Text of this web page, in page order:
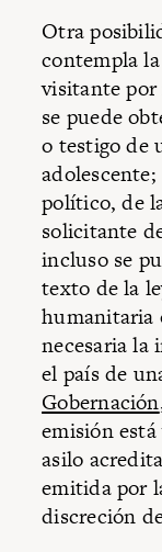
Otra
contempla
visitante por
se puede
o testigo de
político, de
solicitante
incluso se
texto de la
humanitaria
necesaria la
el país de
Gobernación
emisión
asilo
emitida por
discreción